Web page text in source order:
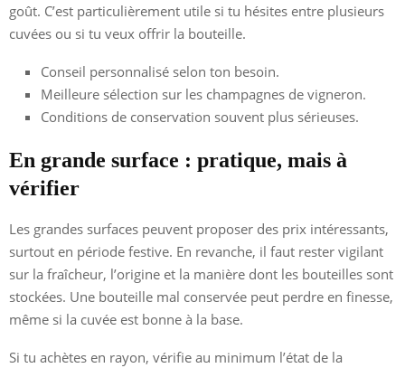
goût. C’est particulièrement utile si tu hésites entre plusieurs
cuvées ou si tu veux offrir la bouteille.
Conseil personnalisé selon ton besoin.
Meilleure sélection sur les champagnes de vigneron.
Conditions de conservation souvent plus sérieuses.
En grande surface : pratique, mais à
vérifier
Les grandes surfaces peuvent proposer des prix intéressants,
surtout en période festive. En revanche, il faut rester vigilant
sur la fraîcheur, l’origine et la manière dont les bouteilles sont
stockées. Une bouteille mal conservée peut perdre en finesse,
même si la cuvée est bonne à la base.
Si tu achètes en rayon, vérifie au minimum l’état de la